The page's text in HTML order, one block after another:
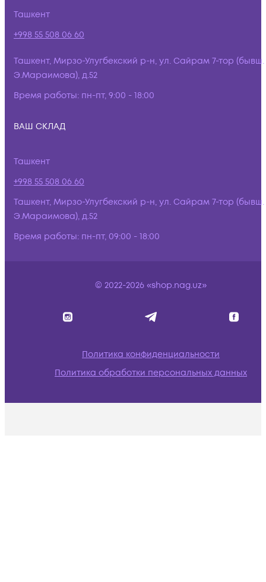
Ташкент
+998 55 508 06 60
Ташкент, Мирзо-Улугбекский р-н, ул. Сайрам 7-тор (бывш.
Э.Мараимова), д.52
Время работы: пн-пт, 9:00 - 18:00
ВАШ СКЛАД
Ташкент
+998 55 508 06 60
Ташкент, Мирзо-Улугбекский р-н, ул. Сайрам 7-тор (бывш.
Э.Мараимова), д.52
Время работы: пн-пт, 09:00 - 18:00
© 2022-2026 «shop.nag.uz»
Политика конфиденциальности
Политика обработки персональных данных